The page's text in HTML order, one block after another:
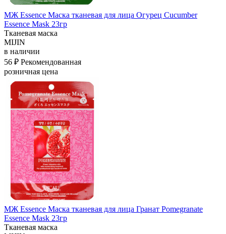
МЖ Essence Маска тканевая для лица Огурец Cucumber
Essence Mask 23гр
Тканевая маска
MIJIN
в наличии
56 ₽ Рекомендованная
розничная цена
МЖ Essence Маска тканевая для лица Гранат Pomegranate
Essence Mask 23гр
Тканевая маска